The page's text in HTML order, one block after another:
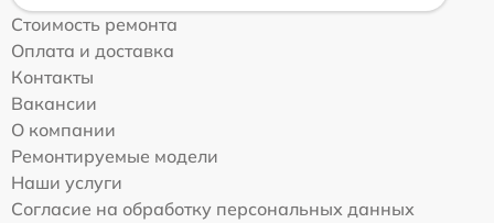
Стоимость ремонта
Оплата и доставка
Контакты
Вакансии
О компании
Ремонтируемые модели
Наши услуги
Согласие на обработку персональных данных